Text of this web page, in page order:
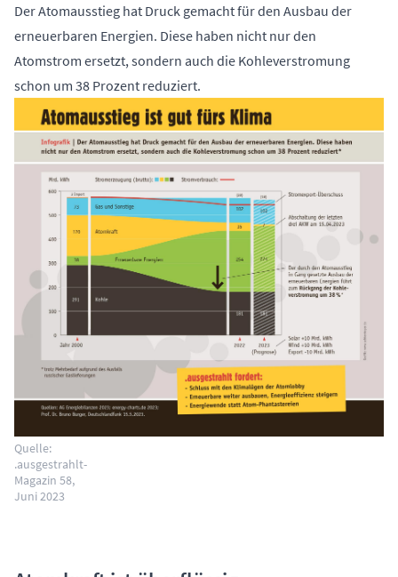
Der Atomausstieg hat Druck gemacht für den Ausbau der
erneuerbaren Energien. Diese haben nicht nur den
Atomstrom ersetzt, sondern auch die Kohleverstromung
schon um 38 Prozent reduziert.
Quelle:
.ausgestrahlt-
Magazin 58,
Juni 2023